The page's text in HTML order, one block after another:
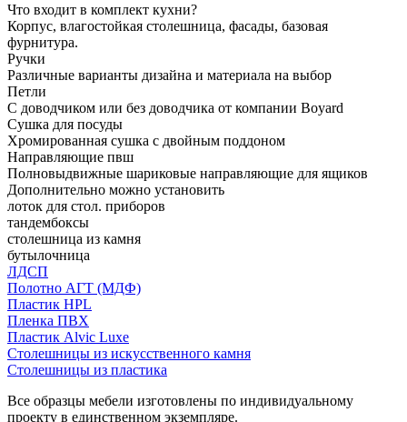
Что входит в комплект кухни?
Корпус, влагостойкая столешница, фасады, базовая
фурнитура.
Ручки
Различные варианты дизайна и материала на выбор
Петли
С доводчиком или без доводчика от компании Boyard
Сушка для посуды
Хромированная сушка с двойным поддоном
Направляющие пвш
Полновыдвижные шариковые направляющие для ящиков
Дополнительно можно установить
лоток для стол. приборов
тандембоксы
столешница из камня
бутылочница
ЛДСП
Полотно АГТ (МДФ)
Пластик HPL
Пленка ПВХ
Пластик Alvic Luxe
Столешницы из искусственного камня
Столешницы из пластика
Все образцы мебели изготовлены по индивидуальному
проекту в единственном экземпляре.